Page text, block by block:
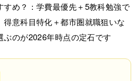
すめ？：学費最優先＋5教科勉強で
得意科目特化＋都市圏就職狙いな
ぶのが2026年時点の定石です